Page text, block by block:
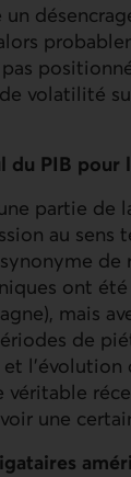
volatilité
du PIB pour
partie de
au sens
ont
mais
de
une